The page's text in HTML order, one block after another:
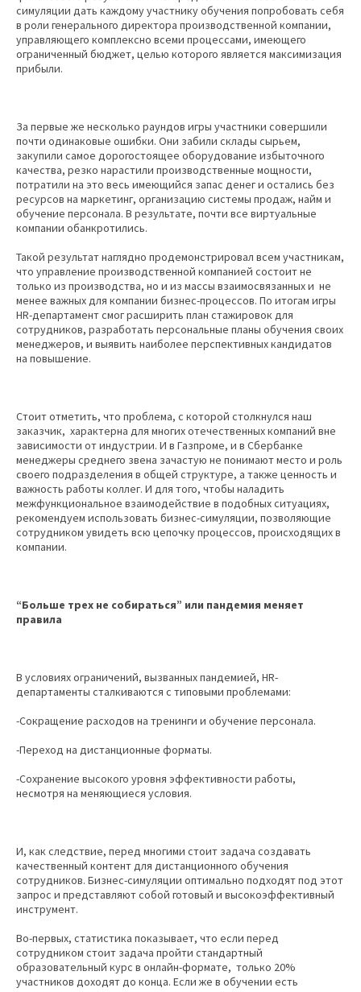
симуляции дать каждому участнику обучения попробовать себя
в роли генерального директора производственной компании,
управляющего комплексно всеми процессами, имеющего
ограниченный бюджет, целью которого является максимизация
прибыли.
За первые же несколько раундов игры участники совершили
почти одинаковые ошибки. Они забили склады сырьем,
закупили самое дорогостоящее оборудование избыточного
качества, резко нарастили производственные мощности,
потратили на это весь имеющийся запас денег и остались без
ресурсов на маркетинг, организацию системы продаж, найм и
обучение персонала. В результате, почти все виртуальные
компании обанкротились.
Такой результат наглядно продемонстрировал всем участникам,
что управление производственной компанией состоит не
только из производства, но и из массы взаимосвязанных и не
менее важных для компании бизнес-процессов. По итогам игры
HR-департамент смог расширить план стажировок для
сотрудников, разработать персональные планы обучения своих
менеджеров, и выявить наиболее перспективных кандидатов
на повышение.
Стоит отметить, что проблема, с которой столкнулся наш
заказчик, характерна для многих отечественных компаний вне
зависимости от индустрии. И в Газпроме, и в Сбербанке
менеджеры среднего звена зачастую не понимают место и роль
своего подразделения в общей структуре, а также ценность и
важность работы коллег. И для того, чтобы наладить
межфункциональное взаимодействие в подобных ситуациях,
рекомендуем использовать бизнес-симуляции, позволяющие
сотрудником увидеть всю цепочку процессов, происходящих в
компании.
“Больше трех не собираться” или пандемия меняет
правила
В условиях ограничений, вызванных пандемией, HR-
департаменты сталкиваются с типовыми проблемами:
-Сокращение расходов на тренинги и обучение персонала.
-Переход на дистанционные форматы.
-Сохранение высокого уровня эффективности работы,
несмотря на меняющиеся условия.
И, как следствие, перед многими стоит задача создавать
качественный контент для дистанционного обучения
сотрудников. Бизнес-симуляции оптимально подходят под этот
запрос и представляют собой готовый и высокоэффективный
инструмент.
Во-первых, статистика показывает, что если перед
сотрудником стоит задача пройти стандартный
образовательный курс в онлайн-формате, только 20%
участников доходят до конца. Если же в обучении есть